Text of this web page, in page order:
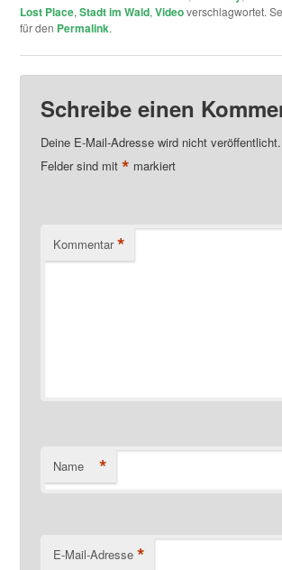
Lost Place,Stadt im Wald,Videoverschlagwortet.
für den Permalink.
Schreibe einen
Deine E-Mail-Adresse wird nicht veröffentlicht.
Felder sind mit * markiert
Kommentar *
Name *
E-Mail-Adresse *